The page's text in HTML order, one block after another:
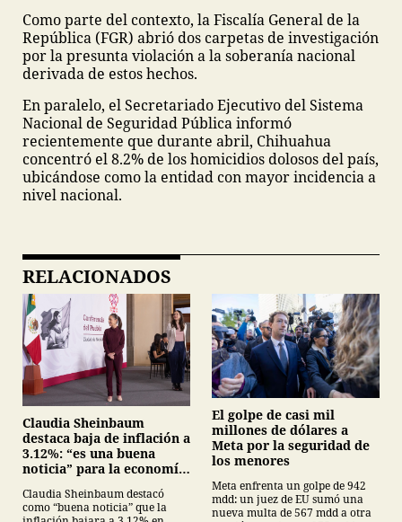
Como parte del contexto, la Fiscalía General de la
República (FGR) abrió dos carpetas de investigación
por la presunta violación a la soberanía nacional
derivada de estos hechos.
En paralelo, el Secretariado Ejecutivo del Sistema
Nacional de Seguridad Pública informó
recientemente que durante abril, Chihuahua
concentró el 8.2% de los homicidios dolosos del país,
ubicándose como la entidad con mayor incidencia a
nivel nacional.
RELACIONADOS
Claudia Sheinbaum
destaca baja de inflación a
3.12%: “es una buena
noticia” para la economía
Claudia Sheinbaum destacó
como “buena noticia” que la
El golpe de casi mil
millones de dólares a
Meta por la seguridad de
los menores
Meta enfrenta un golpe de 942
mdd: un juez de EU sumó una
nueva multa de 567 mdd a otra